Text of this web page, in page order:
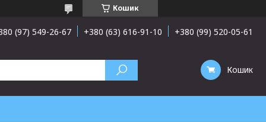
Кошик
(97) 549-26-67 +380 (63) 616-91-10 +380 (99) 520-05-61
Кошик